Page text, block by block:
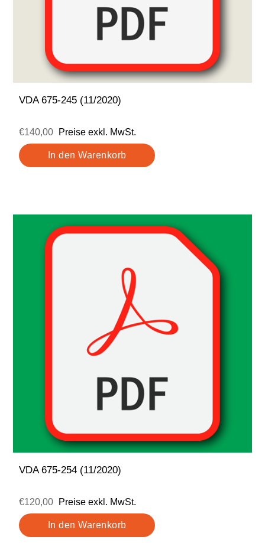
VDA 675-245 (11/2020)
€140,00 Preise exkl. MwSt.
VDA 675-254 (11/2020)
€120,00 Preise exkl. MwSt.